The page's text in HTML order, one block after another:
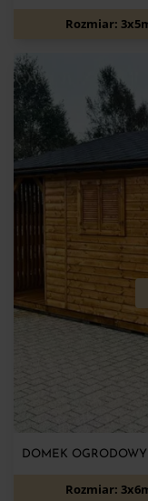
Rozmiar:
DOMEK
Rozmiar: